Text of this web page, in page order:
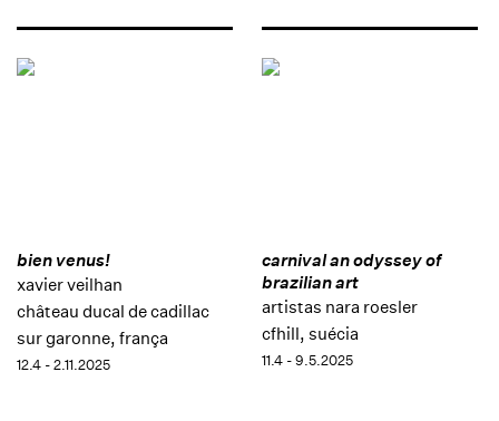
bien venus!
xavier veilhan
château ducal de cadillac
sur garonne, frança
12.4 - 2.11.2025
carnival an odyssey of
brazilian art
artistas nara roesler
cfhill, suécia
11.4 - 9.5.2025